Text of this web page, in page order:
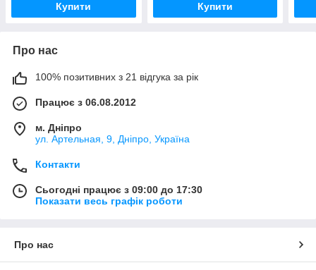
Купити Купити
Про нас
100% позитивних з 21 відгука за рік
Працює з 06.08.2012
м. Дніпро
ул. Артельная, 9, Дніпро, Україна
Контакти
Сьогодні працює з 09:00 до 17:30
Показати весь графік роботи
Про нас